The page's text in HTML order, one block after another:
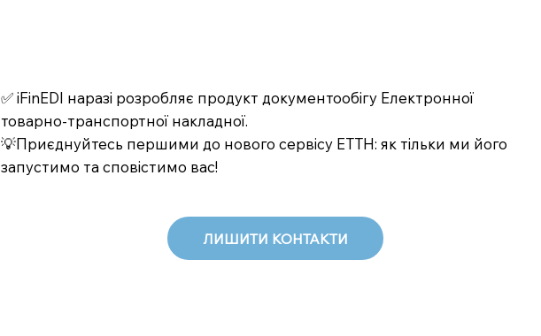
✅ iFinEDI наразі розробляє продукт документообігу Електронної
товарно-транспортної накладної.
💡Приєднуйтесь першими до нового сервісу ЕТТН: як тільки ми його
запустимо та сповістимо вас!
ЛИШИТИ КОНТАКТИ